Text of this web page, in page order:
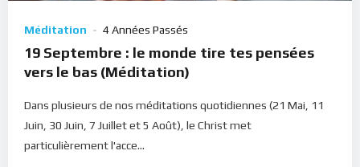
Méditation 4 Années Passés
19 Septembre : le monde tire tes pensées
vers le bas (Méditation)
Dans plusieurs de nos méditations quotidiennes (21 Mai, 11
Juin, 30 Juin, 7 Juillet et 5 Août), le Christ met
particulièrement l'acce...